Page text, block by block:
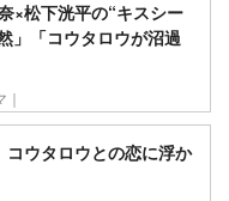
×松下洸平の“キスシー
」「コウタロウが沼過
｜
ウタロウとの恋に浮か